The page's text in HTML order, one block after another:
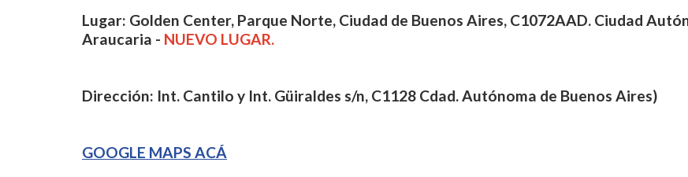
Lugar: Golden Center, Parque Norte, Ciudad de Buenos Aires, C1072AAD. Ciudad
Araucaria - NUEVO LUGAR.
Dirección: Int. Cantilo y Int. Güiraldes s/n, C1128 Cdad. Autónoma de Buenos Aires)
GOOGLE MAPS ACÁ